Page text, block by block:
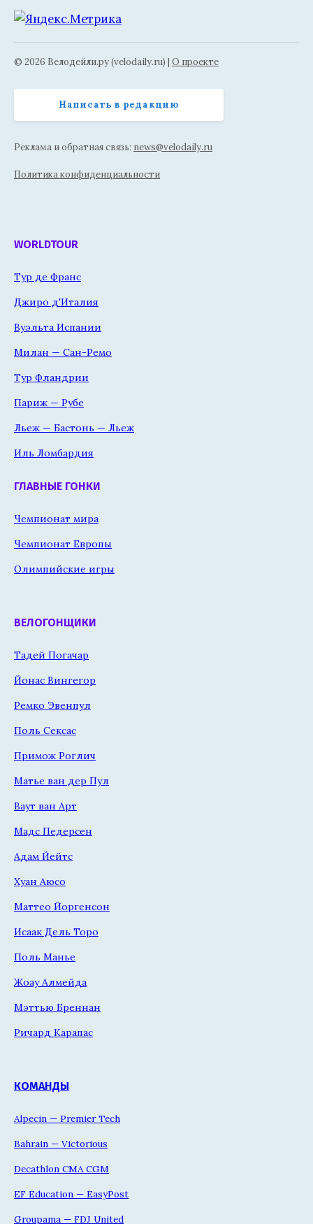
© 2026 Велодейли.ру (velodaily.ru) | О проекте
Написать в редакцию
Реклама и обратная связь: news@velodaily.ru
Политика конфиденциальности
WORLDTOUR
Тур де Франс
Джиро д'Италия
Вуэльта Испании
Милан — Сан-Ремо
Тур Фландрии
Париж — Рубе
Льеж — Бастонь — Льеж
Иль Ломбардия
ГЛАВНЫЕ ГОНКИ
Чемпионат мира
Чемпионат Европы
Олимпийские игры
ВЕЛОГОНЩИКИ
Тадей Погачар
Йонас Вингегор
Ремко Эвенпул
Поль Сексас
Примож Роглич
Матье ван дер Пул
Ваут ван Арт
Мадс Педерсен
Адам Йейтс
Хуан Аюсо
Маттео Йоргенсон
Исаак Дель Торо
Поль Манье
Жоау Алмейда
Мэттью Бреннан
Ричард Карапас
КОМАНДЫ
Alpecin — Premier Tech
Bahrain — Victorious
Decathlon CMA CGM
EF Education — EasyPost
Groupama — FDJ United